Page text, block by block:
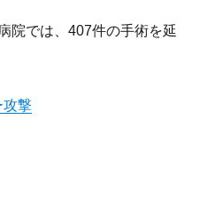
院では、407件の手術を延
攻撃